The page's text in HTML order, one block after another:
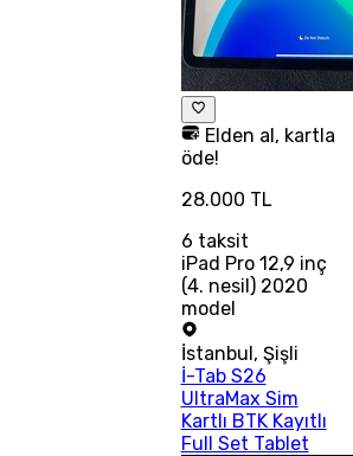
Elden al, kartla
öde!
28.000 TL
6 taksit
iPad Pro 12,9 inç
(4. nesil) 2020
model
İstanbul, Şişli
İ-Tab S26
UltraMax Sim
Kartlı BTK Kayıtlı
Full Set Tablet